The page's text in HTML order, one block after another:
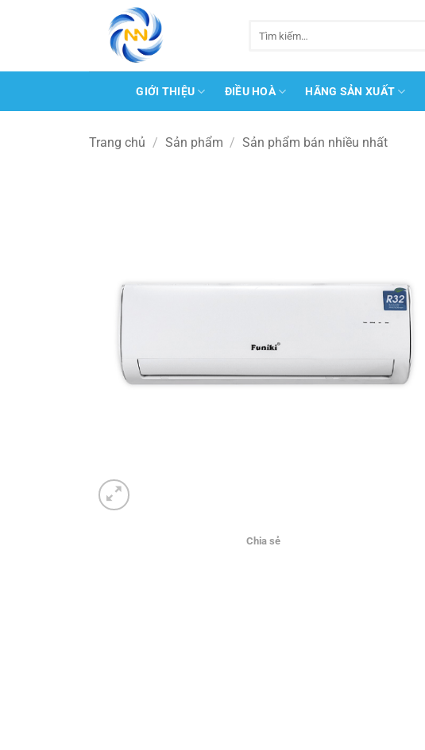
dung
GIỚI THIỆU ĐIỀU HOÀ HÃNG SẢN XUẤT
Trang chủ / Sản phẩm / Sản phẩm bán nhiều nhất
Chia sẻ